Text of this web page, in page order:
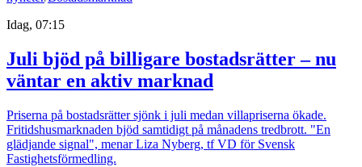
Idag, 07:15
Juli bjöd på billigare bostadsrätter – nu
väntar en aktiv marknad
Priserna på bostadsrätter sjönk i juli medan villapriserna ökade.
Fritidshusmarknaden bjöd samtidigt på månadens tredbrott. "En
glädjande signal", menar Liza Nyberg, tf VD för Svensk
Fastighetsförmedling.